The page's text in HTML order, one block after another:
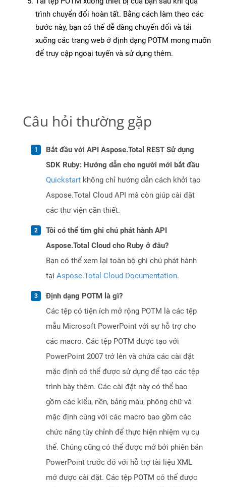
trình chuyển đổi hoàn tất. Bằng cách làm theo các
bước này, bạn có thể dễ dàng chuyển đổi và tải
xuống các trang web ở định dạng POTM mong muốn
để truy cập ngoại tuyến và sử dụng thêm.
Câu hỏi thường gặp
Bắt đầu với API Aspose.Total REST Sử dụng
SDK Ruby: Hướng dẫn cho người mới bắt đầu
Quickstart không chỉ hướng dẫn cách khởi tạo
Aspose.Total Cloud API mà còn giúp cài đặt
các thư viện cần thiết.
Tôi có thể tìm ghi chú phát hành API
Aspose.Total Cloud cho Ruby ở đâu?
Bạn có thể xem lại toàn bộ ghi chú phát hành
tại Aspose.Total Cloud Documentation.
Định dạng POTM là gì?
Các tệp có tiện ích mở rộng POTM là các tệp
mẫu Microsoft PowerPoint với sự hỗ trợ cho
các macro. Các tệp POTM được tạo với
PowerPoint 2007 trở lên và chứa các cài đặt
mặc định có thể được sử dụng để tạo các tệp
trình bày thêm. Các cài đặt này có thể bao
gồm các kiểu, nền, bảng màu, phông chữ và
mặc định cùng với các macro bao gồm các
chức năng tùy chỉnh để thực hiện nhiệm vụ cụ
thể. Chúng cũng có thể được mở bởi phiên bản
PowerPoint trước đó với hỗ trợ tài liệu XML
mở được cài đặt. Các tệp POTM có thể được